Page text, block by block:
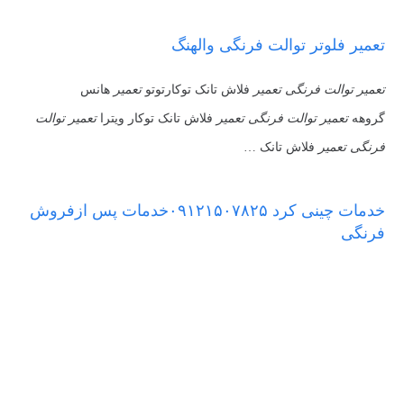
تعمیر فلوتر توالت فرنگی والهنگ
تعمیر توالت فرنگی تعمیر فلاش تانک توکارتوتوتعمیر هانس
گروههتعمیر توالت فرنگی تعمیر فلاش تانک توکار ویتراتعمیر توالت
فرنگی تعمیر فلاش تانک …
خدمات چینی کرد ۰۹۱۲۱۵۰۷۸۲۵خدمات پس ازفروش
فرنگی